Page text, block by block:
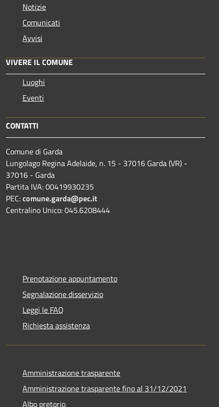
Notizie
Comunicati
Avvisi
VIVERE IL COMUNE
Luoghi
Eventi
CONTATTI
Comune di Garda
Lungolago Regina Adelaide, n. 15 - 37016 Garda (VR) -
37016 - Garda
Partita IVA: 00419930235
PEC:comune.garda@pec.it
Centralino Unico: 045.6208444
Prenotazione appuntamento
Segnalazione disservizio
Leggi le FAQ
Richiesta assistenza
Amministrazione trasparente
Amministrazione trasparente fino al 31/12/2021
Albo pretorio